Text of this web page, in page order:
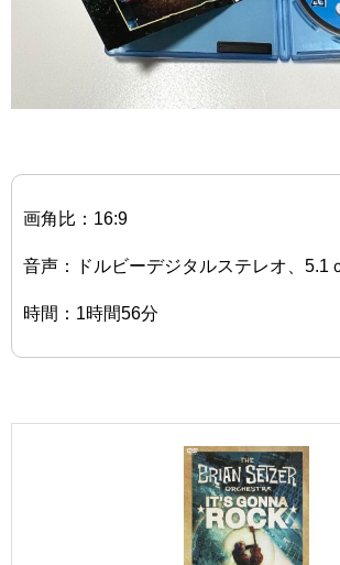
画角比：16:9
音声：ドルビーデジタルステレオ、5.1
時間：1時間56分